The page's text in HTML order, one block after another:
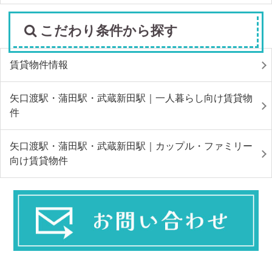
こだわり条件から探す
賃貸物件情報
矢口渡駅・蒲田駅・武蔵新田駅｜一人暮らし向け賃貸物
件
矢口渡駅・蒲田駅・武蔵新田駅｜カップル・ファミリー
向け賃貸物件